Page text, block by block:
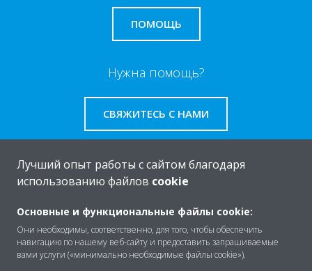
ПОМОЩЬ
Нужна помощь?
СВЯЖИТЕСЬ С НАМИ
Решения
Лучший опыт работы с сайтом благодаря
использованию файлов cookie
Основные и функциональные файлы cookie:
Они необходимы, соответственно, для того, чтобы обеспечить
навигацию по нашему веб-сайту и предоставить запрашиваемые
вами услуги («минимально необходимые файлы cookie»).